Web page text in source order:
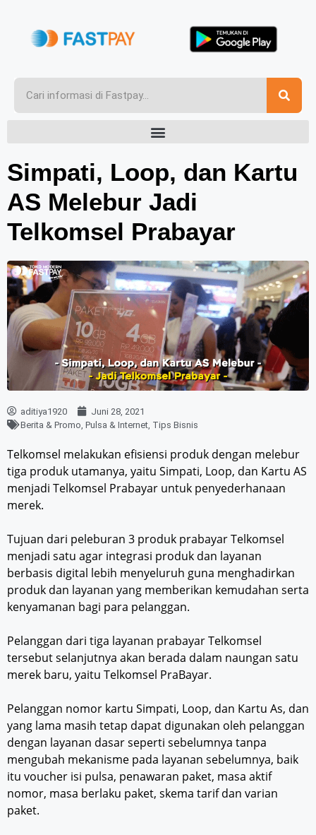
Simpati, Loop, dan Kartu
AS Melebur Jadi
Telkomsel Prabayar
aditiya1920
Juni 28, 2021
Berita & Promo Pulsa & Internet Tips Bisnis
Telkomsel melakukan efisiensi produk dengan melebur
tiga produk utamanya, yaitu Simpati, Loop, dan Kartu AS
menjadi Telkomsel Prabayar untuk penyederhanaan
merek.
Tujuan dari peleburan 3 produk prabayar Telkomsel
menjadi satu agar integrasi produk dan layanan
berbasis digital lebih menyeluruh guna menghadirkan
produk dan layanan yang memberikan kemudahan serta
kenyamanan bagi para pelanggan.
Pelanggan dari tiga layanan prabayar Telkomsel
tersebut selanjutnya akan berada dalam naungan satu
merek baru, yaitu Telkomsel PraBayar.
Pelanggan nomor kartu Simpati, Loop, dan Kartu As, dan
yang lama masih tetap dapat digunakan oleh pelanggan
dengan layanan dasar seperti sebelumnya tanpa
mengubah mekanisme pada layanan sebelumnya, baik
itu voucher isi pulsa, penawaran paket, masa aktif
nomor, masa berlaku paket, skema tarif dan varian
paket.